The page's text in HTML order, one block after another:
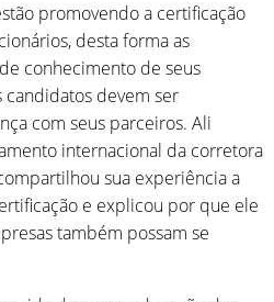
promovendo a certificação
desta forma as
conhecimento de seus
candidatos devem ser
com seus parceiros. Ali
internacional da corretora
sua experiência a
e explicou por que ele
também possam se